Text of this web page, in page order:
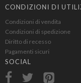
CONDIZIONI DI
Condizioni di vendita
Condizioni di spedizione
Diritto di recesso
Pagamenti sicuri
SOCIAL